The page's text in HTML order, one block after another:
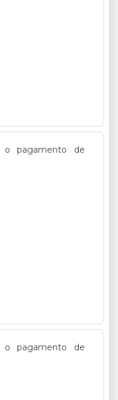
o pagamento de
o pagamento de